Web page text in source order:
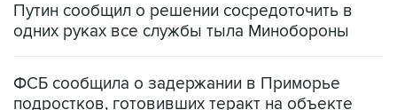
Путин сообщил о решении сосредоточить в
одних руках все службы тыла Минобороны
ФСБ сообщила о задержании в Приморье
подростков, готовивших теракт на объекте